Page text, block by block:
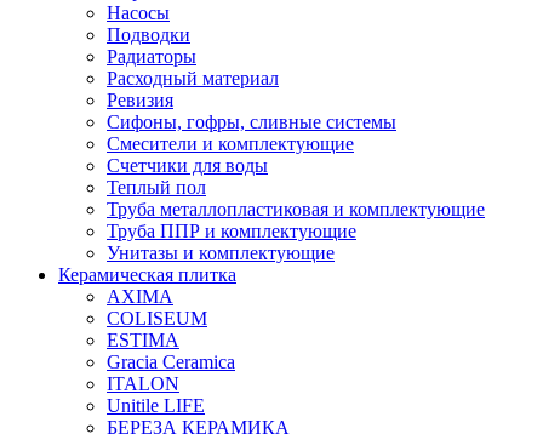
Насосы
Подводки
Радиаторы
Расходный материал
Ревизия
Сифоны, гофры, сливные системы
Смесители и комплектующие
Счетчики для воды
Теплый пол
Труба металлопластиковая и комплектующие
Труба ППР и комплектующие
Унитазы и комплектующие
Керамическая плитка
AXIMA
COLISEUM
ESTIMA
Gracia Ceramica
ITALON
Unitile LIFE
БЕРЕЗА КЕРАМИКА